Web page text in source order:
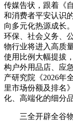
传媒告状，跟着《
和消费者平安认识
向多元化热源成长
环保、社会义务、
物行业将进入高质
使用比例大幅提拔
构户外用品店、应
产研究院《2026年
里市场份额及排名
化、高端化的细分
三全开辟全谷物